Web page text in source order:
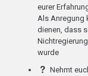
eurer
Als Anregung
dienen, dass
wurde
Nehmt